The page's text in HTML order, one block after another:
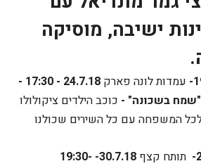
ישיבה, מוסיקה
- עמדות לונה פארק
24.7.18 - 17:30 -
בשכונה" - כוכב הילדים ציקולולו
המשפחה עם כל השירים שכולנו
- תותח קצף 30.7.18-
19:30-